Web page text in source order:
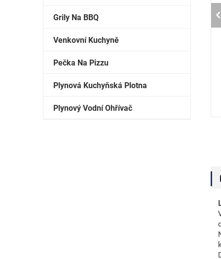
Grily Na BBQ
Venkovní Kuchyně
Pečka Na Pizzu
Plynová Kuchyňská Plotna
Plynový Vodní Ohřívač